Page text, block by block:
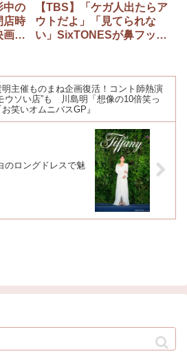
中の
店時
画監
【TBS】「ケガ人出たらア
ウトだよ」「見てられな
い」SixTONESが鼻フック
明主催ものまね企画復活！コント師熱演
ウソい店”も 川島明「想像の10倍笑っ
笑いオムニバスGP』
のロングドレスで魅